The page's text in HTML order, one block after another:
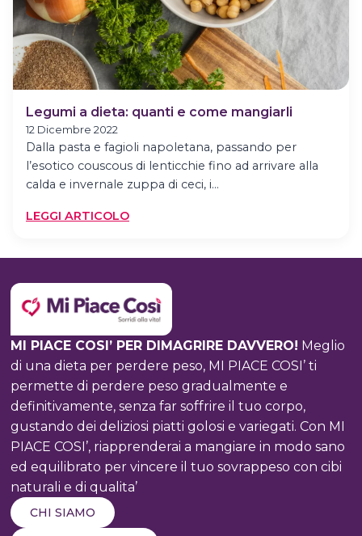
Legumi a dieta: quanti e come mangiarli
12 Dicembre 2022
Dalla pasta e fagioli napoletana, passando per
l’esotico couscous di lenticchie fino ad arrivare alla
calda e invernale zuppa di ceci, i…
LEGGI ARTICOLO:
QUANTI
E
COME
MANGIARLI
MI PIACE COSI’ PER DIMAGRIRE DAVVERO! Meglio
di una dieta per perdere peso, MI PIACE COSI’ ti
permette di perdere peso gradualmente e
definitivamente, senza far soffrire il tuo corpo,
gustando dei deliziosi piatti golosi e variegati. Con MI
PIACE COSI’, riapprenderai a mangiare in modo sano
ed equilibrato per vincere il tuo sovrappeso con cibi
naturali e di qualita’
CHI SIAMO